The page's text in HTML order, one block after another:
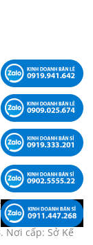
KT LÊ PHẠM -
Nơi cấp: Sở Kế